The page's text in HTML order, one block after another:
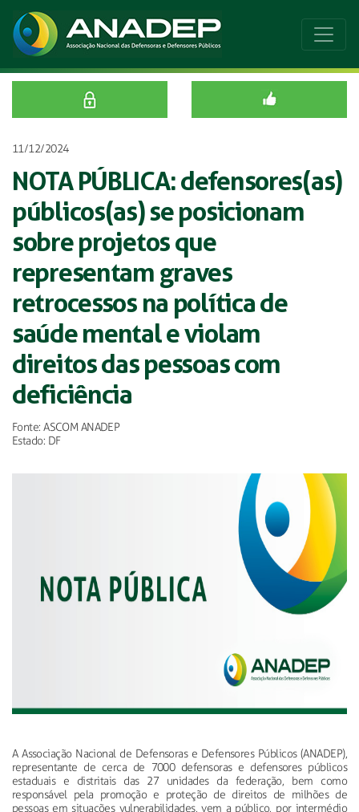
11/12/2024
NOTA PÚBLICA: defensores(as)
públicos(as) se posicionam
sobre projetos que
representam graves
retrocessos na política de
saúde mental e violam
direitos das pessoas com
deficiência
Fonte: ASCOM ANADEP
Estado: DF
A Associação Nacional de Defensoras e Defensores Públicos (ANADEP),
representante de cerca de 7000 defensoras e defensores públicos
estaduais e distritais das 27 unidades da federação, bem como
responsável pela promoção e proteção de direitos de milhões de
pessoas em situações vulnerabilidades, vem a público, por intermédio